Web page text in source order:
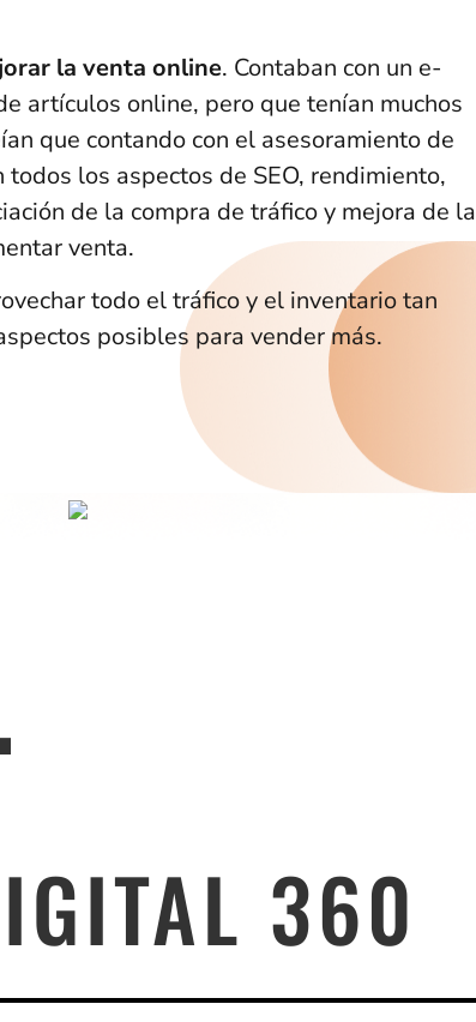
la venta online. Contaban con un e-
artículos online, pero que tenían muchos
que contando con el asesoramiento de
los aspectos de SEO, rendimiento,
de la compra de tráfico y mejora de la
venta.
todo el tráfico y el inventario tan
posibles para vender más.
360